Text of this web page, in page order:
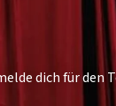
dich für